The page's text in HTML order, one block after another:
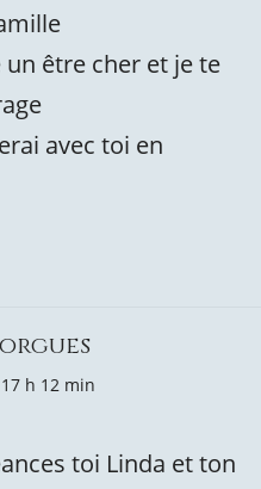
un être cher et je te
avec toi en
h 12 min
toi Linda et ton